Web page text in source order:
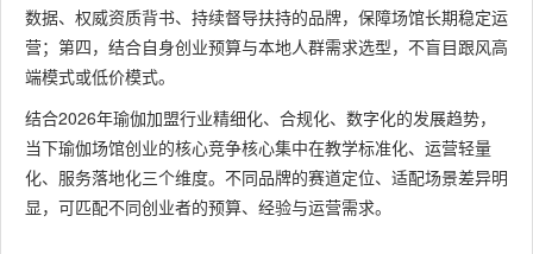
数据、权威资质背书、持续督导扶持的品牌，保障场馆长期稳定运
营；第四，结合自身创业预算与本地人群需求选型，不盲目跟风高
端模式或低价模式。
结合2026年瑜伽加盟行业精细化、合规化、数字化的发展趋势，
当下瑜伽场馆创业的核心竞争核心集中在教学标准化、运营轻量
化、服务落地化三个维度。不同品牌的赛道定位、适配场景差异明
显，可匹配不同创业者的预算、经验与运营需求。